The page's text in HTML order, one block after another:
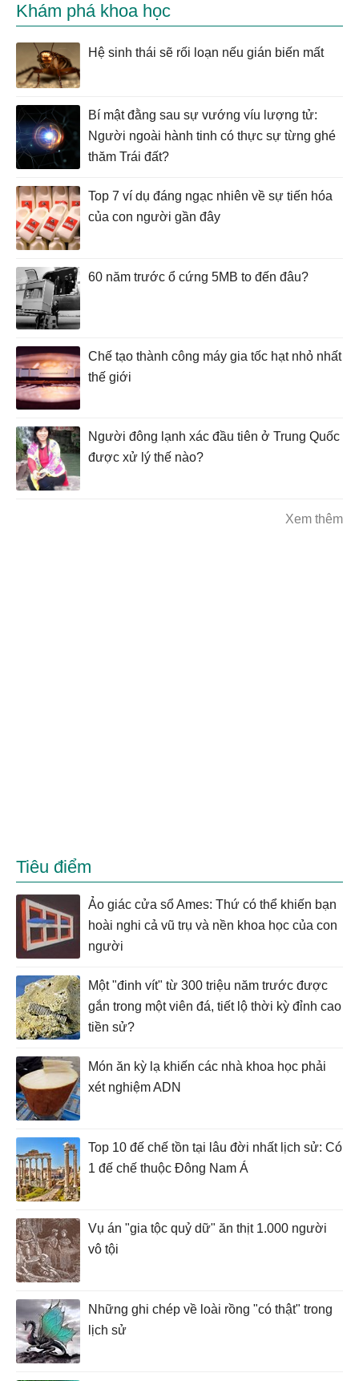
Khám phá khoa học
Hệ sinh thái sẽ rối loạn nếu gián biến mất
Bí mật đằng sau sự vướng víu lượng tử:
Người ngoài hành tinh có thực sự từng ghé
thăm Trái đất?
Top 7 ví dụ đáng ngạc nhiên về sự tiến hóa
của con người gần đây
60 năm trước ổ cứng 5MB to đến đâu?
Chế tạo thành công máy gia tốc hạt nhỏ nhất
thế giới
Người đông lạnh xác đầu tiên ở Trung Quốc
được xử lý thế nào?
Xem thêm
Tiêu điểm
Ảo giác cửa sổ Ames: Thứ có thể khiến bạn
hoài nghi cả vũ trụ và nền khoa học của con
người
Một "đinh vít" từ 300 triệu năm trước được
gắn trong một viên đá, tiết lộ thời kỳ đỉnh cao
tiền sử?
Món ăn kỳ lạ khiến các nhà khoa học phải
xét nghiệm ADN
Top 10 đế chế tồn tại lâu đời nhất lịch sử: Có
1 đế chế thuộc Đông Nam Á
Vụ án "gia tộc quỷ dữ" ăn thịt 1.000 người
vô tội
Những ghi chép về loài rồng "có thật" trong
lịch sử